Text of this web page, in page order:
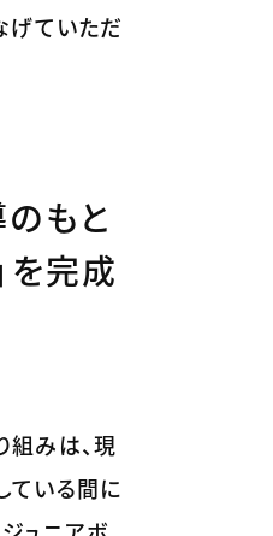
げていただ
もと
を完成
みは、現
ている間に